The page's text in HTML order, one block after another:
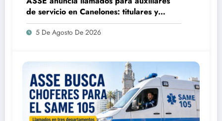
de servicio en Canelones: titulares y
suplentes
5 De Agosto De 2026